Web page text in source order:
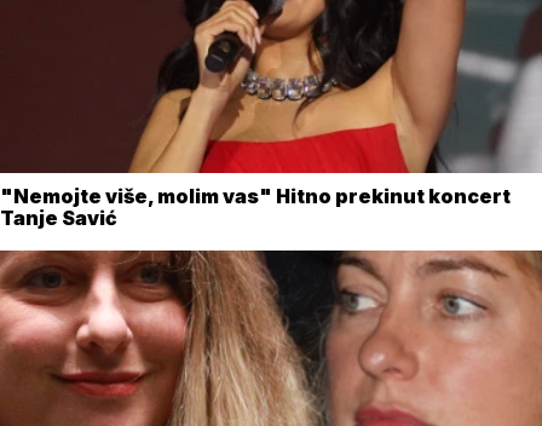
"Nemojte više, molim vas" Hitno prekinut koncert
Tanje Savić